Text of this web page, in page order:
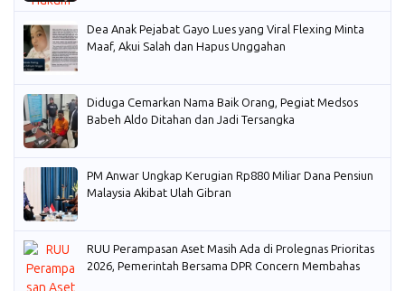
Dea Anak Pejabat Gayo Lues yang Viral Flexing Minta
Maaf, Akui Salah dan Hapus Unggahan
Diduga Cemarkan Nama Baik Orang, Pegiat Medsos
Babeh Aldo Ditahan dan Jadi Tersangka
PM Anwar Ungkap Kerugian Rp880 Miliar Dana Pensiun
Malaysia Akibat Ulah Gibran
RUU Perampasan Aset Masih Ada di Prolegnas Prioritas
2026, Pemerintah Bersama DPR Concern Membahas